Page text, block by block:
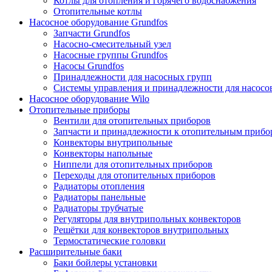
Отопительные котлы
Насосное оборудование Grundfos
Запчасти Grundfos
Насосно-смесительный узел
Насосные группы Grundfos
Насосы Grundfos
Принадлежности для насосных групп
Системы управления и принадлежности для
Насосное оборудование Wilo
Отопительные приборы
Вентили для отопительных приборов
Запчасти и принадлежности к отопительным
Конвекторы внутрипольные
Конвекторы напольные
Ниппели для отопительных приборов
Переходы для отопительных приборов
Радиаторы отопления
Радиаторы панельные
Радиаторы трубчатые
Регуляторы для внутрипольных конвекторов
Решётки для конвекторов внутрипольных
Термостатические головки
Расширительные баки
Баки бойлеры установки